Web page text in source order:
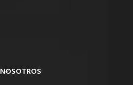
NOSOTROS